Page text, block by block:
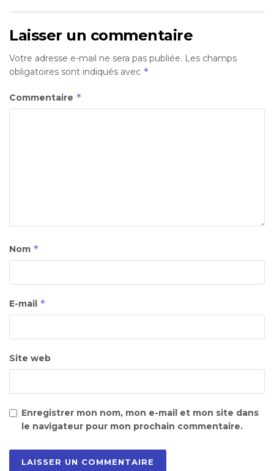
Laisser un commentaire
Votre adresse e-mail ne sera pas publiée. Les champs
obligatoires sont indiqués avec *
Commentaire *
Nom *
E-mail *
Site web
Enregistrer mon nom, mon e-mail et mon site dans
le navigateur pour mon prochain commentaire.